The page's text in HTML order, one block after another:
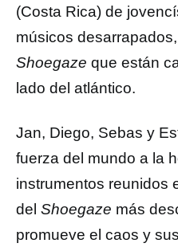
(Costa Rica) de
músicos
Shoegaze que están
lado del atlántico.
Jan, Diego, Sebas y
fuerza del mundo a la
instrumentos reunidos
del Shoegaze más
promueve el caos y